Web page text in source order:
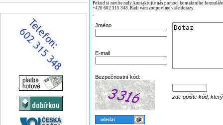
Pokud si nevíte rady, kontaktujte nás pomocí kontaktního
+420 602 315 348. Rádi vám zodpovíme vaše dotazy.
¨
Jméno
E-mail
Bezpečnostní kód:
zde opište kód,